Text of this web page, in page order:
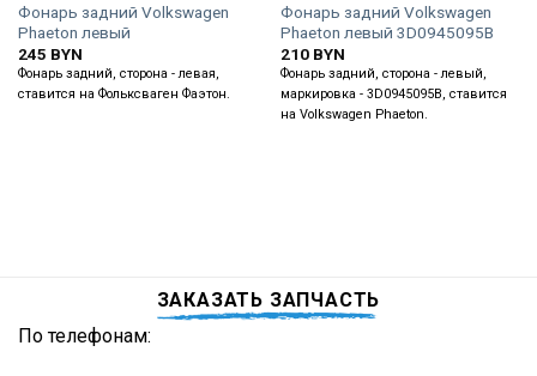
Фонарь задний Volkswagen
Phaeton левый
245 BYN
Фонарь задний, сторона - левая,
ставится на Фольксваген Фаэтон.
Фонарь задний Volkswagen
Phaeton левый 3D0945095B
210 BYN
Фонарь задний, сторона - левый,
маркировка - 3D0945095B, ставится
на Volkswagen Phaeton.
ЗАКАЗАТЬ ЗАПЧАСТЬ
По телефонам: